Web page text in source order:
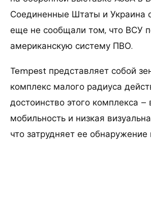
Соединенные Штаты и Украина
еще не сообщали том, что ВСУ
американскую систему ПВО.
Tempest представляет собой
комплекс малого радиуса
достоинство этого комплекса –
мобильность и низкая
что затрудняет ее обнаружение